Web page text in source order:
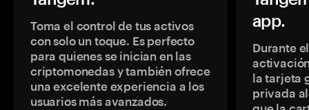
Toma el control de tus activos
con solo un toque. Es perfecto
para quienes se inician en las
criptomonedas y también ofrece
una excelente experiencia a los
usuarios más avanzados.
app.
Durante
la tarjeta
privada